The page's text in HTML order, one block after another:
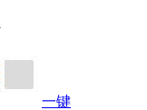
一键